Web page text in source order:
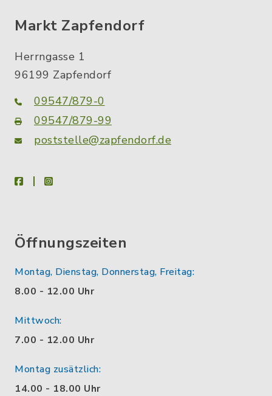
Markt Zapfendorf
Herrngasse 1
96199 Zapfendorf
09547/879-0
09547/879-99
poststelle@zapfendorf.de
facebookinstagram
Öffnungszeiten
Montag, Dienstag, Donnerstag, Freitag:
8.00 - 12.00 Uhr
Mittwoch:
7.00 - 12.00 Uhr
Montag zusätzlich:
14.00 - 18.00 Uhr